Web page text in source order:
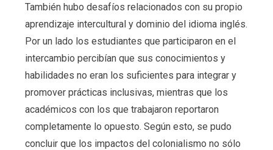
También hubo desafíos relacionados con su propio
aprendizaje intercultural y dominio del idioma inglés.
Por un lado los estudiantes que participaron en el
intercambio percibían que sus conocimientos y
habilidades no eran los suficientes para integrar y
promover prácticas inclusivas, mientras que los
académicos con los que trabajaron reportaron
completamente lo opuesto. Según esto, se pudo
concluir que los impactos del colonialismo no sólo